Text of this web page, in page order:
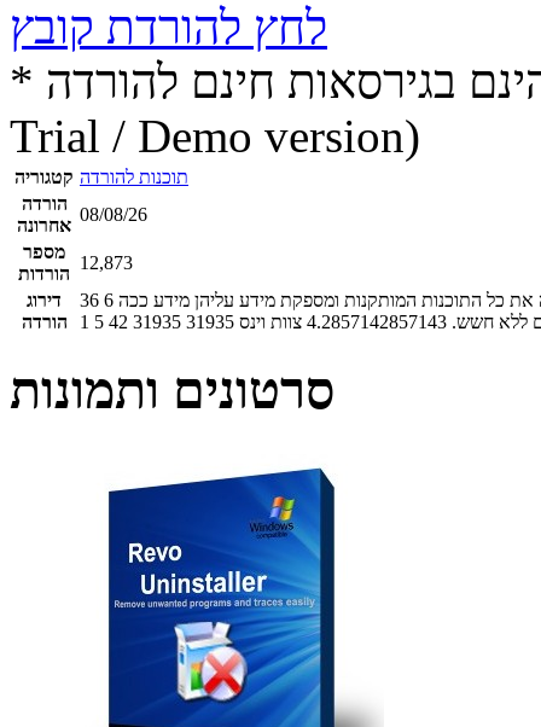
לחץ להורדת קובץ
* התכנים הינם בגירסאות חינם להורדה (Free game / software,
Trial / Demo version)
קטגוריה תוכנות להורדה
הורדה
אחרונה
08/08/26
מספר
הורדות
12,873
דירוג
הורדה
36 6 כל התוכנות המותקנות ומספקת מידע עליהן מידע ככה
ללא חשש. 4.2857142857143 צוות וינס 31935
31935
42
5
1
סרטונים ותמונות